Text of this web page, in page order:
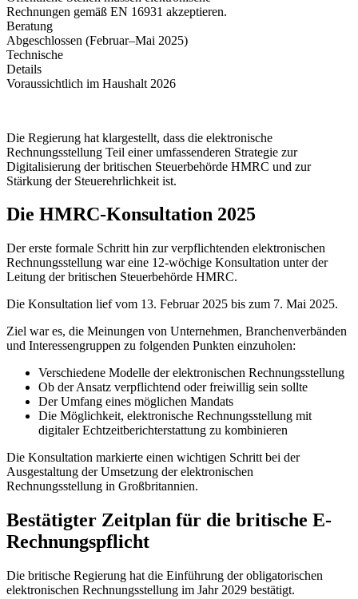
Rechnungen gemäß EN 16931 akzeptieren.
Beratung
Abgeschlossen (Februar–Mai 2025)
Technische
Details
Voraussichtlich im Haushalt 2026
Die Regierung hat klargestellt, dass die elektronische
Rechnungsstellung Teil einer umfassenderen Strategie zur
Digitalisierung der britischen Steuerbehörde HMRC und zur
Stärkung der Steuerehrlichkeit ist.
Die HMRC-Konsultation 2025
Der erste formale Schritt hin zur verpflichtenden elektronischen
Rechnungsstellung war eine 12-wöchige Konsultation unter der
Leitung der britischen Steuerbehörde HMRC.
Die Konsultation lief vom 13. Februar 2025 bis zum 7. Mai 2025.
Ziel war es, die Meinungen von Unternehmen, Branchenverbänden
und Interessengruppen zu folgenden Punkten einzuholen:
Verschiedene Modelle der elektronischen Rechnungsstellung
Ob der Ansatz verpflichtend oder freiwillig sein sollte
Der Umfang eines möglichen Mandats
Die Möglichkeit, elektronische Rechnungsstellung mit
digitaler Echtzeitberichterstattung zu kombinieren
Die Konsultation markierte einen wichtigen Schritt bei der
Ausgestaltung der Umsetzung der elektronischen
Rechnungsstellung in Großbritannien.
Bestätigter Zeitplan für die britische E-
Rechnungspflicht
Die britische Regierung hat die Einführung der obligatorischen
elektronischen Rechnungsstellung im Jahr 2029 bestätigt.